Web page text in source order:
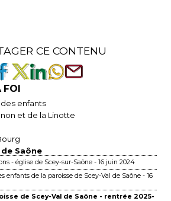
CE CONTENU
enfants
et de la Linotte
Saône
- église de Scey-sur-Saône - 16 juin 2024
enfants de la paroisse de Scey-Val de Saône - 16
de Scey-Val de Saône - rentrée 2025-